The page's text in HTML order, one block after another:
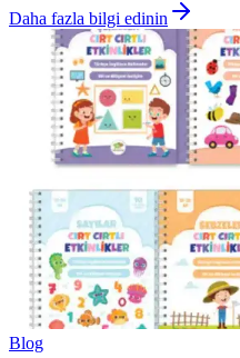
Daha fazla bilgi edinin
Blog